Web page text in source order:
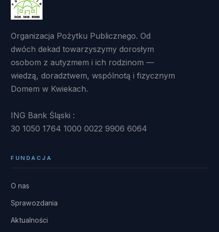
Organizacja Pożytku Publicznego. Od
dwóch dekad towarzyszymy dorosłym
osobom z autyzmem i ich rodzinom —
wiedzą, doradztwem, wspólnotą i fizycznym
Domem w Kwiekach.
ING Bank Śląski :
30 1050 1764 1000 0022 9906 6064
FUNDACJA
O nas
Sprawozdania
Aktualności